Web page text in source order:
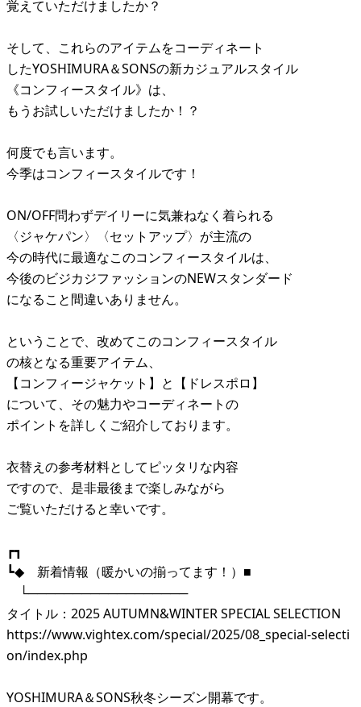
覚えていただけましたか？
そして、これらのアイテムをコーディネート
したYOSHIMURA＆SONSの新カジュアルスタイル
《コンフィースタイル》は、
もうお試しいただけましたか！？
何度でも言います。
今季はコンフィースタイルです！
ON/OFF問わずデイリーに気兼ねなく着られる
〈ジャケパン〉〈セットアップ〉が主流の
今の時代に最適なこのコンフィースタイルは、
今後のビジカジファッションのNEWスタンダード
になること間違いありません。
ということで、改めてこのコンフィースタイル
の核となる重要アイテム、
【コンフィージャケット】と【ドレスポロ】
について、その魅力やコーディネートの
ポイントを詳しくご紹介しております。
衣替えの参考材料としてピッタリな内容
ですので、是非最後まで楽しみながら
ご覧いただけると幸いです。
┏┓
┗◆ 新着情報（暖かいの揃ってます！）■
└──────────────────
タイトル：2025 AUTUMN&WINTER SPECIAL SELECTION
https://www.vightex.com/special/2025/08_special-selecti
on/index.php
YOSHIMURA＆SONS秋冬シーズン開幕です。